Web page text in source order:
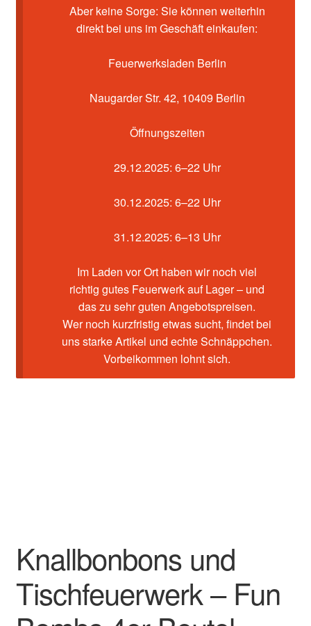
Aber keine Sorge: Sie können weiterhin
direkt bei uns im Geschäft einkaufen:
Feuerwerksladen Berlin
Naugarder Str. 42, 10409 Berlin
Öffnungszeiten
29.12.2025: 6–22 Uhr
30.12.2025: 6–22 Uhr
31.12.2025: 6–13 Uhr
Im Laden vor Ort haben wir noch viel
richtig gutes Feuerwerk auf Lager – und
das zu sehr guten Angebotspreisen.
Wer noch kurzfristig etwas sucht, findet bei
uns starke Artikel und echte Schnäppchen.
Vorbeikommen lohnt sich.
Knallbonbons und
Tischfeuerwerk – Fun